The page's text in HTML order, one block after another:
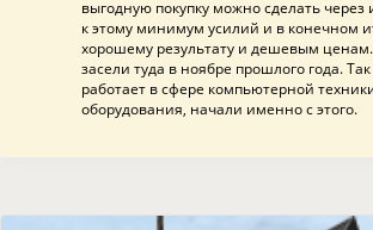
выгодную покупку можно сделать
к этому минимум усилий и в конечном
хорошему результату и дешевым
засели туда в ноябре прошлого года.
работает в сфере компьютерной
оборудования, начали именно с этого.